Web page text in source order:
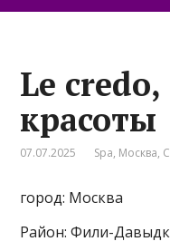
Le
красоты
07.07.2025 Spa, Москва,
город: Москва
Район: Фили-